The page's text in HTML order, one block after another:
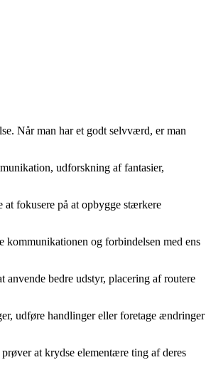
Når man har et godt selvværd, er man
udforskning af fantasier,
at fokusere på at opbygge stærkere
kommunikationen og forbindelsen med ens
bedre udstyr, placering af routere
udføre handlinger eller foretage ændringer
at krydse elementære ting af deres